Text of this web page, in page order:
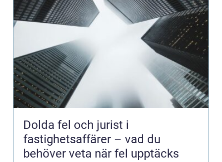
Dolda fel och jurist i
fastighetsaffärer – vad du
behöver veta när fel upptäcks